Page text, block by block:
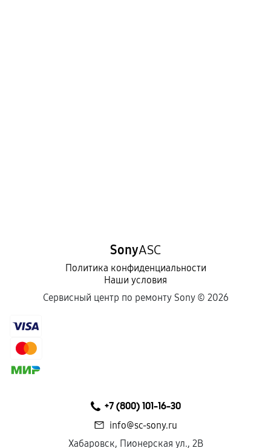
SonyASC
Политика конфиденциальности
Наши условия
Сервисный центр по ремонту Sony © 2026
+7 (800) 101-16-30
info@sc-sony.ru
Хабаровск, Пионерская ул., 2В